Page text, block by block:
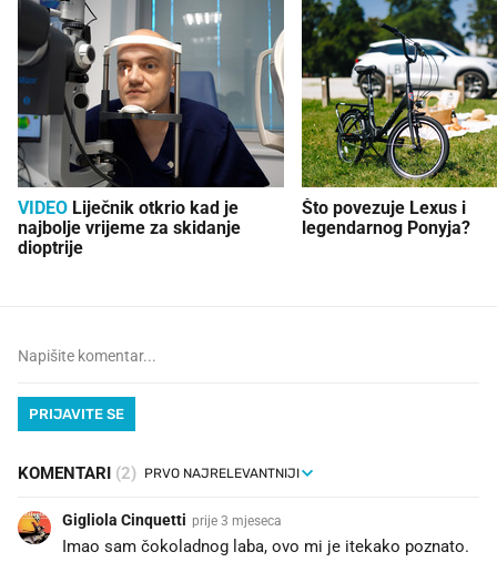
VIDEO
najbolje vrijeme za skidanje
dioptrije
Što povezuje Lexus i
legendarnog Ponyja?
PRIJAVITE SE
KOMENTARI (2)
Gigliola Cinquetti prije 3 mjeseca
Imao sam čokoladnog laba, ovo mi je itekako poznato.